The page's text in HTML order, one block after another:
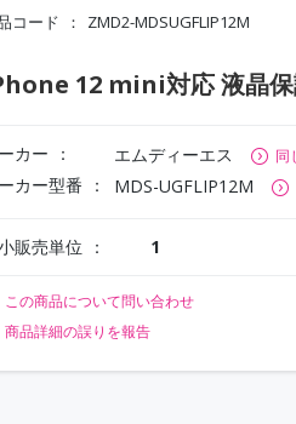
コード ZMD2-MDSUGFLIP12M
12 mini対応 液晶保
カー エムディーエス 同
カー型番 MDS-UGFLIP12M
販売単位 1
この商品について問い合わせ
商品詳細の誤りを報告